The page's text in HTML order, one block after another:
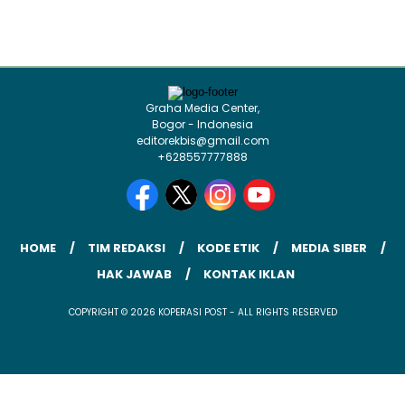
Graha Media Center,
Bogor - Indonesia
editorekbis@gmail.com
+628557777888
HOME TIM REDAKSI KODE ETIK
MEDIA SIBER
HAK JAWAB
KONTAK IKLAN
COPYRIGHT © 2026 KOPERASI POST - ALL RIGHTS RESERVED